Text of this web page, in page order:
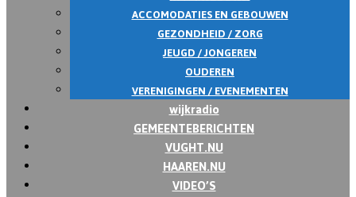
ACCOMODATIES EN GEBOUWEN
GEZONDHEID / ZORG
JEUGD / JONGEREN
OUDEREN
VERENIGINGEN / EVENEMENTEN
wijkradio
GEMEENTEBERICHTEN
VUGHT.NU
HAAREN.NU
VIDEO’S